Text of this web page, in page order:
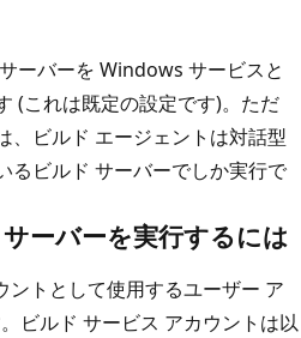
ーバーを Windows サービスと
(これは既定の設定です)。ただ
、ビルド エージェントは対話型
るビルド サーバーでしか実行で
ーバーを実行するには
ントとして使用するユーザー ア
ビルド サービス アカウントは以